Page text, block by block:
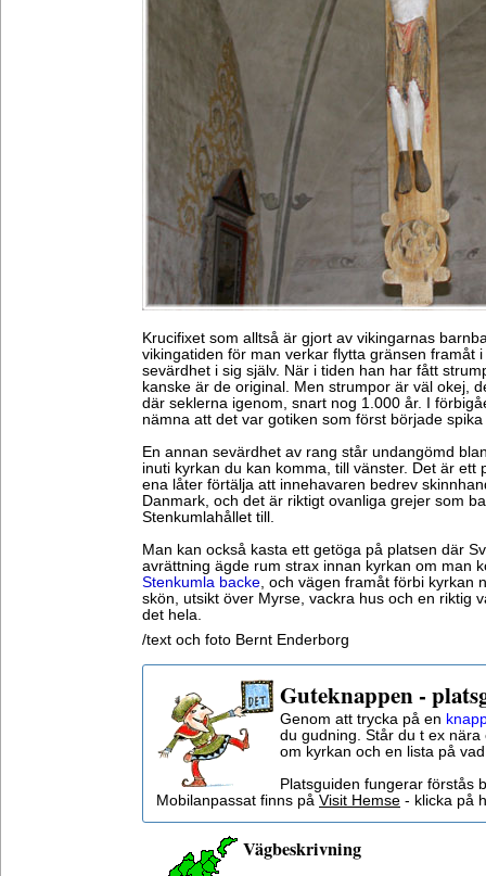
Krucifixet som alltså är gjort av vikingarnas
vikingatiden för man verkar flytta gränsen framåt
sevärdhet i sig själv. När i tiden han har fått
kanske är de original. Men strumpor är väl okej,
där seklerna igenom, snart nog 1.000 år. I
nämna att det var gotiken som först började
En annan sevärdhet av rang står undangömd
inuti kyrkan du kan komma, till vänster. Det är ett
ena låter förtälja att innehavaren bedrev
Danmark, och det är riktigt ovanliga grejer som
Stenkumlahållet till.
Man kan också kasta ett getöga på platsen där
avrättning ägde rum strax innan kyrkan om man
Stenkumla backe, och vägen framåt förbi kyrkan
skön, utsikt över Myrse, vackra hus och en riktig
det hela.
/text och foto Bernt Enderborg
Guteknappen -
Genom att trycka på en
du gudning. Står du t ex
om kyrkan och en lista på
Platsguiden fungerar förstås
Mobilanpassat finns på Visit Hemse - klicka på
Vägbeskrivning